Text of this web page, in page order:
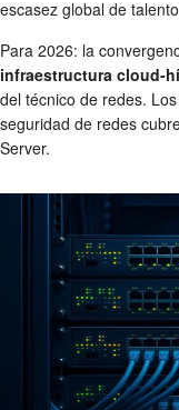
escasez global de
Para 2026: la
infraestructura cloud-
del técnico de redes.
seguridad de redes
Server.